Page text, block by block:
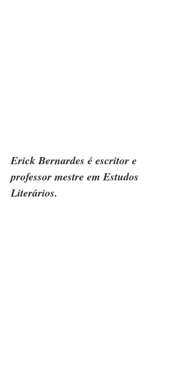
Erick Bernardes é escritor e
professor mestre em Estudos
Literários.